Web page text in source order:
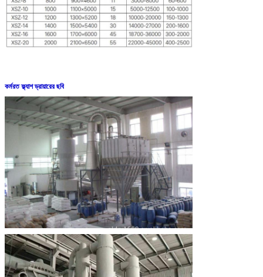
কর্মরত ফ্ল্যাশ ড্রায়ারের ছবি